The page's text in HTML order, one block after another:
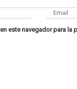
este navegador para la